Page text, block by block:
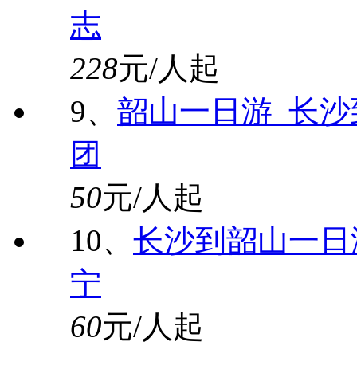
志
228元/人起
9、 韶山一日游_长
团
50元/人起
10、 长沙到韶山一
宁
60元/人起